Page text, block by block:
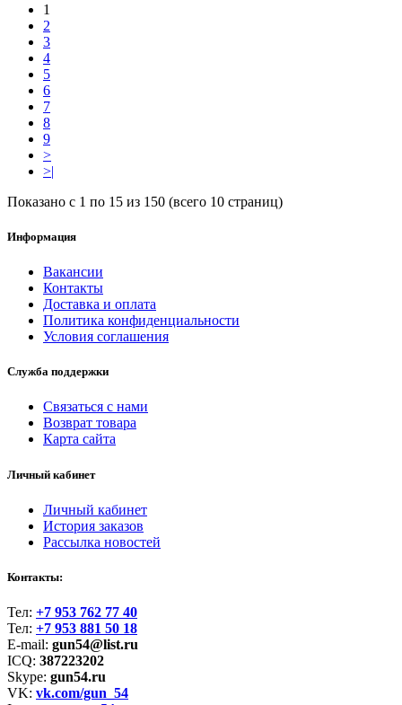
1
2
3
4
5
6
7
8
9
>
>|
Показано с 1 по 15 из 150 (всего 10 страниц)
Информация
Вакансии
Контакты
Доставка и оплата
Политика конфиденциальности
Условия соглашения
Служба поддержки
Связаться с нами
Возврат товара
Карта сайта
Личный кабинет
Личный кабинет
История заказов
Рассылка новостей
Контакты:
Тел: +7 953 762 77 40
Тел: +7 953 881 50 18
E-mail: gun54@list.ru
ICQ: 387223202
Skype: gun54.ru
VK: vk.com/gun_54